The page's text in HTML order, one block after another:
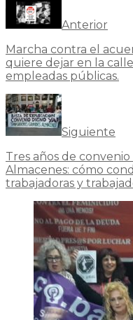
Anterior
Marcha contra el
quiere dejar en la
empleadas públicas.
Siguiente
Tres años de
Almacenes: cómo
trabajadoras y